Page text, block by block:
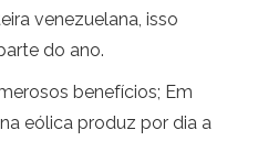
venezuelana, isso
do ano.
benefícios; Em
eólica produz por dia a